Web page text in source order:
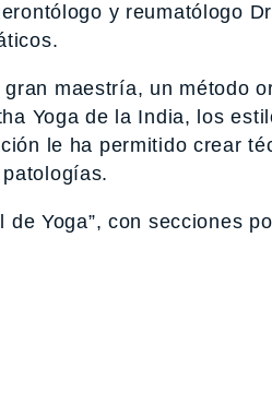
y reumatólogo
maestría, un método
Yoga de la India, los
le ha permitido crear
Yoga”, con secciones